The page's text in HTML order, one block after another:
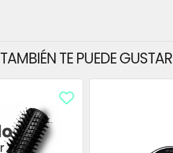
TAMBIÉN TE PUEDE GUSTAR